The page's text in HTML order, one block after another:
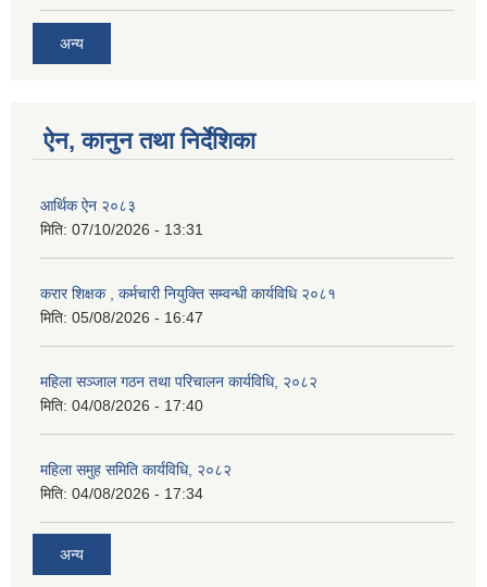
अन्य
ऐन, कानुन तथा निर्देशिका
आर्थिक ऐन २०८३
मिति: 07/10/2026 - 13:31
करार शिक्षक , कर्मचारी नियुक्ति सम्वन्धी कार्यविधि २०८१
मिति: 05/08/2026 - 16:47
महिला सञ्जाल गठन तथा परिचालन कार्यविधि, २०८२
मिति: 04/08/2026 - 17:40
महिला समुह समिति कार्यविधि, २०८२
मिति: 04/08/2026 - 17:34
अन्य